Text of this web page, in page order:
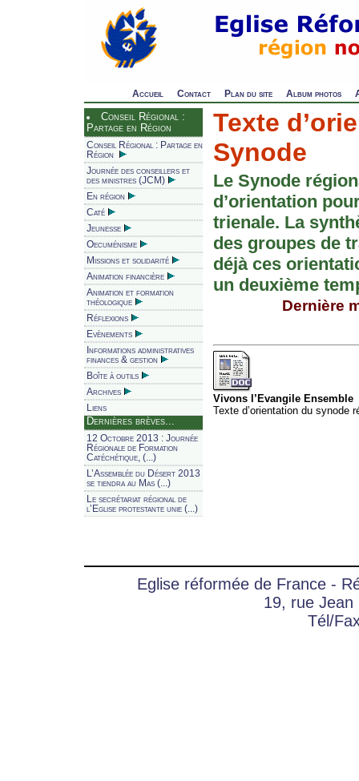
Accueil Contact Plan du site Album photos
Conseil Régional :
Partage en Région
Conseil Régional : Partage en
Région
Journée des conseillers et
des ministres (JCM)
En région
Caté
Jeunesse
Oecuménisme
Missions et solidarité
Animation financière
Animation et formation
théologique
Réflexions
Evènements
Informations administratives
finances & gestion
Boîte à outils
Archives
Liens
Dernières brèves...
12 Octobre 2013 : Journée
Régionale de Formation
Catéchétique, (...)
L’Assemblée du Désert 2013
se tiendra au Mas (...)
Le secrétariat régional de
l’Eglise protestante unie (...)
Texte
Synode
Le Synode
d’orientation
trienale. La
des groupes de
déjà ces
un deuxième
Dernière
Vivons l’Evangile Ensemble
Texte d’orientation du synode
Eglise réformée de France -
19, rue Jean
Tél/